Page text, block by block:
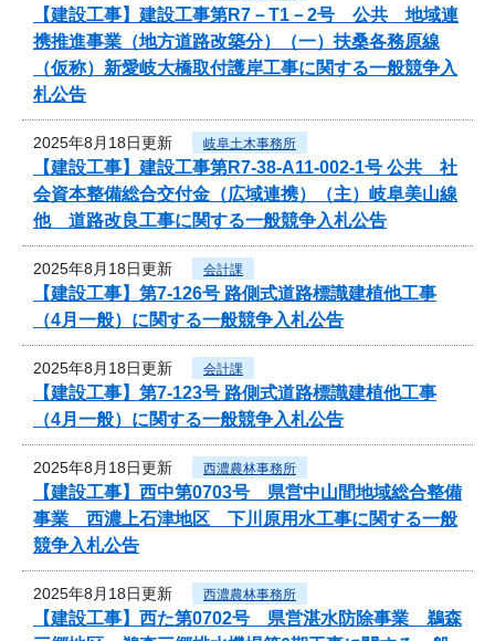
【建設工事】建設工事第R7－T1－2号 公共 地域連
携推進事業（地方道路改築分）（一）扶桑各務原線
（仮称）新愛岐大橋取付護岸工事に関する一般競争入
札公告
2025年8月18日更新 岐阜土木事務所
【建設工事】建設工事第R7-38-A11-002-1号 公共 社
会資本整備総合交付金（広域連携）（主）岐阜美山線
他 道路改良工事に関する一般競争入札公告
2025年8月18日更新 会計課
【建設工事】第7-126号 路側式道路標識建植他工事
（4月一般）に関する一般競争入札公告
2025年8月18日更新 会計課
【建設工事】第7-123号 路側式道路標識建植他工事
（4月一般）に関する一般競争入札公告
2025年8月18日更新 西濃農林事務所
【建設工事】西中第0703号 県営中山間地域総合整備
事業 西濃上石津地区 下川原用水工事に関する一般
競争入札公告
2025年8月18日更新 西濃農林事務所
【建設工事】西た第0702号 県営湛水防除事業 鵜森